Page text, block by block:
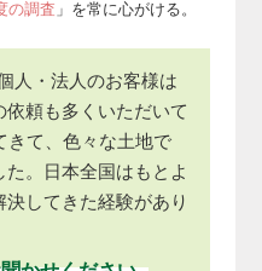
の調査 」を常に心がける。
人・法人のお客様は
依頼も多くいただいて
きて、色々な土地で
。日本全国はもとよ
してきた経験があり